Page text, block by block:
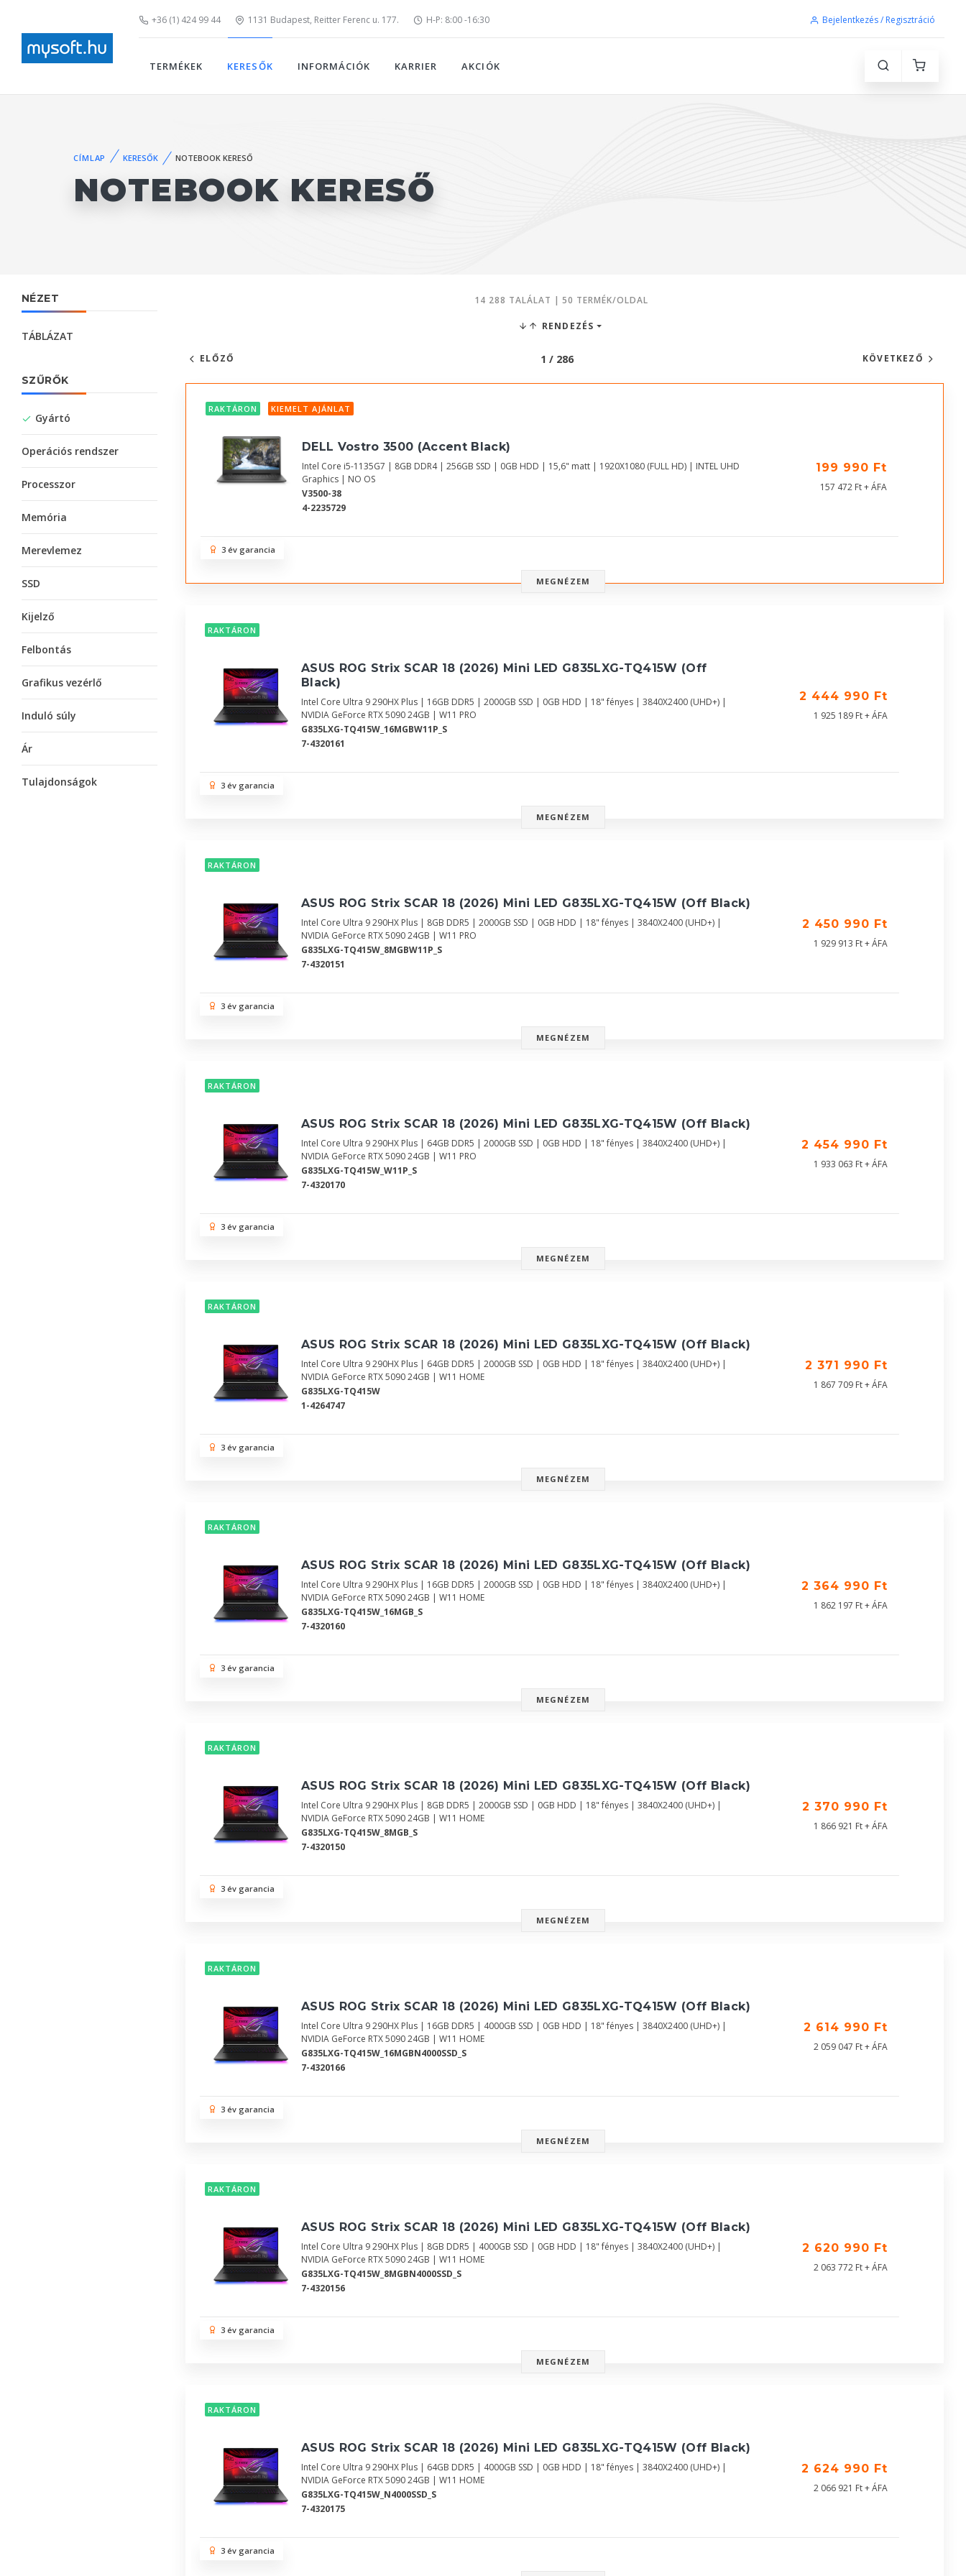
+36 (1) 424 99 44 1131 Budapest, Reitter Ferenc u. 177. H-P: 8:00 -16:30 Bejelentkezés / Regisztráció
TERMÉKEK KERESŐK INFORMÁCIÓK KARRIER AKCIÓK
CÍMLAP KERESŐK NOTEBOOK KERESŐ
NOTEBOOK KERESŐ
NÉZET
TÁBLÁZAT
SZŰRŐK
Gyártó
Operációs rendszer
Processzor
Memória
Merevlemez
SSD
Kijelző
Felbontás
Grafikus vezérlő
Induló súly
Ár
Tulajdonságok
14 288 TALÁLAT | 50 TERMÉK/OLDAL
RENDEZÉS
ELŐZŐ 1 / 286 KÖVETKEZŐ
RAKTÁRON KIEMELT AJÁNLAT
DELL Vostro 3500 (Accent Black)
Intel Core i5-1135G7 | 8GB DDR4 | 256GB SSD | 0GB HDD | 15,6" matt | 1920X1080 (FULL HD) | INTEL UHD
Graphics | NO OS
V3500-38
4-2235729
199 990 Ft
157 472 Ft + ÁFA
3 év garancia
MEGNÉZEM
RAKTÁRON
ASUS ROG Strix SCAR 18 (2026) Mini LED G835LXG-TQ415W (Off
Black)
Intel Core Ultra 9 290HX Plus | 16GB DDR5 | 2000GB SSD | 0GB HDD | 18" fényes | 3840X2400 (UHD+) |
NVIDIA GeForce RTX 5090 24GB | W11 PRO
G835LXG-TQ415W_16MGBW11P_S
7-4320161
2 444 990 Ft
1 925 189 Ft + ÁFA
3 év garancia
MEGNÉZEM
RAKTÁRON
ASUS ROG Strix SCAR 18 (2026) Mini LED G835LXG-TQ415W (Off Black)
Intel Core Ultra 9 290HX Plus | 8GB DDR5 | 2000GB SSD | 0GB HDD | 18" fényes | 3840X2400 (UHD+) |
NVIDIA GeForce RTX 5090 24GB | W11 PRO
G835LXG-TQ415W_8MGBW11P_S
7-4320151
2 450 990 Ft
1 929 913 Ft + ÁFA
3 év garancia
MEGNÉZEM
RAKTÁRON
ASUS ROG Strix SCAR 18 (2026) Mini LED G835LXG-TQ415W (Off Black)
Intel Core Ultra 9 290HX Plus | 64GB DDR5 | 2000GB SSD | 0GB HDD | 18" fényes | 3840X2400 (UHD+) |
NVIDIA GeForce RTX 5090 24GB | W11 PRO
G835LXG-TQ415W_W11P_S
7-4320170
2 454 990 Ft
1 933 063 Ft + ÁFA
3 év garancia
MEGNÉZEM
RAKTÁRON
ASUS ROG Strix SCAR 18 (2026) Mini LED G835LXG-TQ415W (Off Black)
Intel Core Ultra 9 290HX Plus | 64GB DDR5 | 2000GB SSD | 0GB HDD | 18" fényes | 3840X2400 (UHD+) |
NVIDIA GeForce RTX 5090 24GB | W11 HOME
G835LXG-TQ415W
1-4264747
2 371 990 Ft
1 867 709 Ft + ÁFA
3 év garancia
MEGNÉZEM
RAKTÁRON
ASUS ROG Strix SCAR 18 (2026) Mini LED G835LXG-TQ415W (Off Black)
Intel Core Ultra 9 290HX Plus | 16GB DDR5 | 2000GB SSD | 0GB HDD | 18" fényes | 3840X2400 (UHD+) |
NVIDIA GeForce RTX 5090 24GB | W11 HOME
G835LXG-TQ415W_16MGB_S
7-4320160
2 364 990 Ft
1 862 197 Ft + ÁFA
3 év garancia
MEGNÉZEM
RAKTÁRON
ASUS ROG Strix SCAR 18 (2026) Mini LED G835LXG-TQ415W (Off Black)
Intel Core Ultra 9 290HX Plus | 8GB DDR5 | 2000GB SSD | 0GB HDD | 18" fényes | 3840X2400 (UHD+) |
NVIDIA GeForce RTX 5090 24GB | W11 HOME
G835LXG-TQ415W_8MGB_S
7-4320150
2 370 990 Ft
1 866 921 Ft + ÁFA
3 év garancia
MEGNÉZEM
RAKTÁRON
ASUS ROG Strix SCAR 18 (2026) Mini LED G835LXG-TQ415W (Off Black)
Intel Core Ultra 9 290HX Plus | 16GB DDR5 | 4000GB SSD | 0GB HDD | 18" fényes | 3840X2400 (UHD+) |
NVIDIA GeForce RTX 5090 24GB | W11 HOME
G835LXG-TQ415W_16MGBN4000SSD_S
7-4320166
2 614 990 Ft
2 059 047 Ft + ÁFA
3 év garancia
MEGNÉZEM
RAKTÁRON
ASUS ROG Strix SCAR 18 (2026) Mini LED G835LXG-TQ415W (Off Black)
Intel Core Ultra 9 290HX Plus | 8GB DDR5 | 4000GB SSD | 0GB HDD | 18" fényes | 3840X2400 (UHD+) |
NVIDIA GeForce RTX 5090 24GB | W11 HOME
G835LXG-TQ415W_8MGBN4000SSD_S
7-4320156
2 620 990 Ft
2 063 772 Ft + ÁFA
3 év garancia
MEGNÉZEM
RAKTÁRON
ASUS ROG Strix SCAR 18 (2026) Mini LED G835LXG-TQ415W (Off Black)
Intel Core Ultra 9 290HX Plus | 64GB DDR5 | 4000GB SSD | 0GB HDD | 18" fényes | 3840X2400 (UHD+) |
NVIDIA GeForce RTX 5090 24GB | W11 HOME
G835LXG-TQ415W_N4000SSD_S
7-4320175
2 624 990 Ft
2 066 921 Ft + ÁFA
3 év garancia